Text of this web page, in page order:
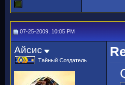
07-25-2009, 10:05 PM
Айсис
Тайный Создатель